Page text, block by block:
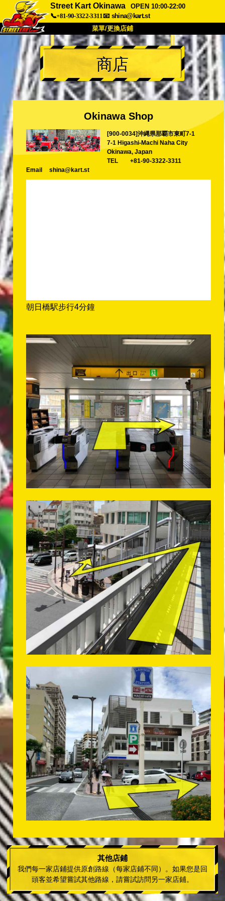
Street Kart Okinawa
OPEN 10:00-22:00
📞+81-90-3322-3311📧 shina@kart.st
菜單/更換店鋪
首頁
關於 規格 價格
交通方式 顧客聲音 常見問題
公司 預訂
更換店鋪
東京品川 #1 東京秋葉原#1
東京秋葉原#2
東京澀谷附屬
商店
Okinawa Shop
[900-0034]沖縄県那覇市東町7-1
7-1 Higashi-Machi Naha City
Okinawa, Japan
TEL
+81-90-3322-3311
Email
shina@kart.st
朝日橋駅步行4分鐘
其他店鋪
我們每一家店鋪提供原創路線（每家店鋪不同）。如果您是回
頭客並希望嘗試其他路線，請嘗試訪問另一家店鋪。